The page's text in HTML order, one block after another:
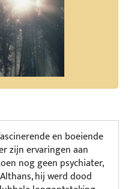
en boeiende
zijn ervaringen aan
nog geen psychiater,
hij werd dood